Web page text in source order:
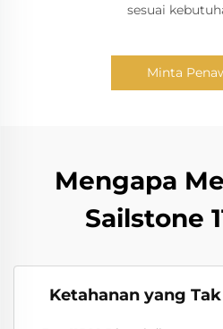
sesuai
Minta
Mengapa
Sailstone
Ketahanan yang